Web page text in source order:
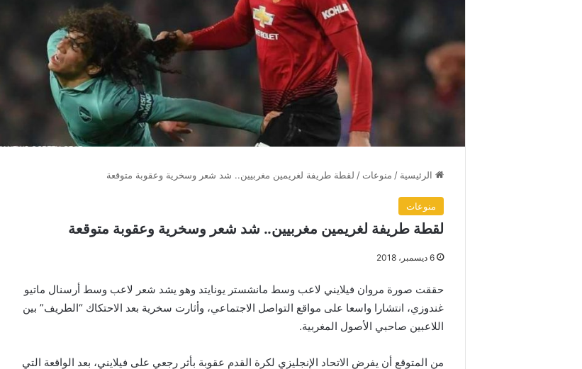
الرئيسية / منوعات / لقطة طريفة لغريمين مغربيين.. شد شعر وسخرية وعقوبة متوقعة
منوعات
لقطة طريفة لغريمين مغربيين.. شد شعر وسخرية وعقوبة متوقعة
6 ديسمبر، 2018
حققت صورة مروان فيلايني لاعب وسط مانشستر يونايتد وهو يشد شعر لاعب وسط أرسنال ماتيو
غندوزي، انتشارا واسعا على مواقع التواصل الاجتماعي، وأثارت سخرية بعد الاحتكاك “الطريف” بين
اللاعبين صاحبي الأصول المغربية.
من المتوقع أن يفرض الاتحاد الإنجليزي لكرة القدم عقوبة بأثر رجعي على فيلايني، بعد الواقعة التي